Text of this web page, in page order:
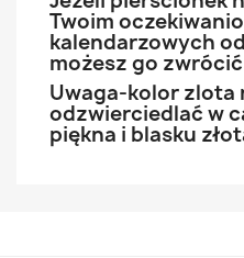
Twoim
kalendarzowych
możesz go zwrócić
Uwaga-kolor zlota
odzwierciedlać w
piękna i blasku